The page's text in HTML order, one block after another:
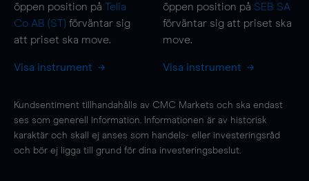
öppen position på Telia
Co AB (ST) förväntar sig
att priset ska move.
Visa instrument
öppen position på SEB SA
förväntar sig att priset ska
move.
Visa instrument
Kundsentiment tillhandahålls av CMC Markets och ska endast
ses som generell information. Informationen är av historisk
karaktär och skall ej anses som handels- eller investeringsråd
och bör ej ligga till grund för dina investeringsbeslut.